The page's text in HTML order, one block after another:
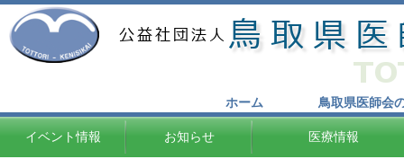
ホーム 鳥取県医師会
イベント情報 お知らせ 医療情報